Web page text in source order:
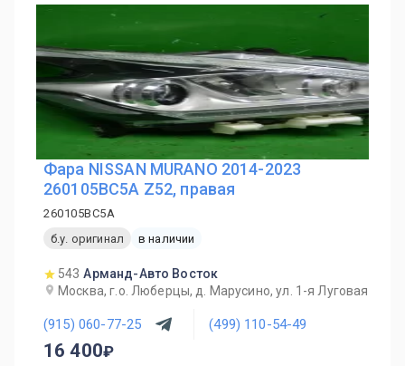
Фара NISSAN MURANO 2014-2023
260105BC5A Z52, правая
260105BC5A
б.у. оригинал
в наличии
543 Арманд-Авто Восток
Москва, г.о. Люберцы, д. Марусино, ул. 1-я Луговая
(915) 060-77-25 (499) 110-54-49
16 400